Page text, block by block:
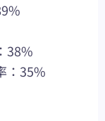
38%
：35%